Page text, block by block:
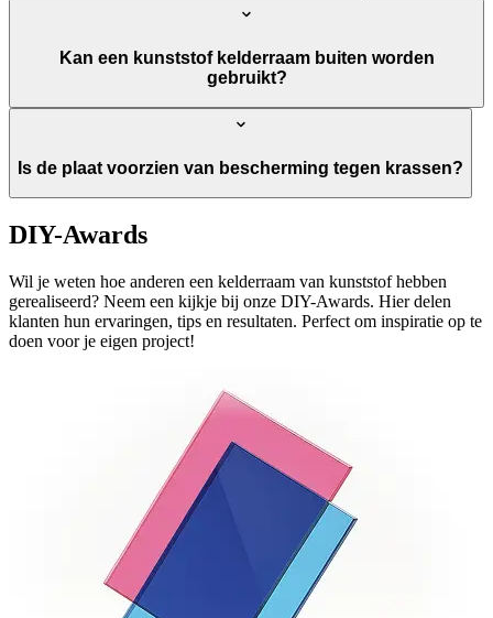
Kan een kunststof kelderraam buiten worden
gebruikt?
Is de plaat voorzien van bescherming tegen krassen?
DIY-Awards
Wil je weten hoe anderen een kelderraam van kunststof hebben
gerealiseerd? Neem een kijkje bij onze DIY-Awards. Hier delen
klanten hun ervaringen, tips en resultaten. Perfect om inspiratie op te
doen voor je eigen project!